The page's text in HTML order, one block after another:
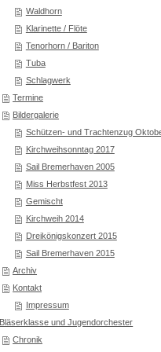
Waldhorn
Klarinette / Flöte
Tenorhorn / Bariton
Tuba
Schlagwerk
Termine
Bildergalerie
Schützen- und Trachtenzug
Kirchweihsonntag 2017
Sail Bremerhaven 2005
Miss Herbstfest 2013
Gemischt
Kirchweih 2014
Dreikönigskonzert 2015
Sail Bremerhaven 2015
Archiv
Kontakt
Impressum
Bläserklasse und Jugendorchester
Chronik